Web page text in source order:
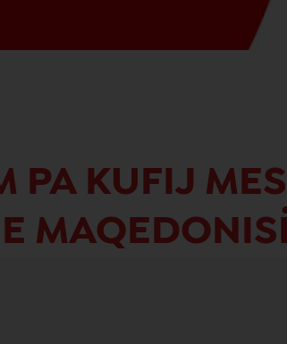
PA KUFIJ MES